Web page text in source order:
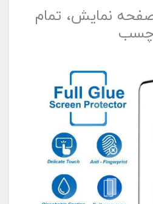
نمایش، تمام
چسب